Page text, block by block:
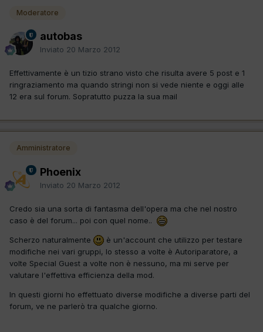
Moderatore
autobas
Inviato 20 Marzo 2012
Effettivamente è un tizio strano visto che risulta avere 5 post e 1
ringraziamento ma quando stringi non si vede niente e oggi alle
12 era sul forum. Sopratutto puzza la sua mail
Amministratore
Phoenix
Inviato 20 Marzo 2012
Credo sia una sorta di fantasma dell'opera ma che nel nostro
caso è del forum... poi con quel nome..
Scherzo naturalmente
è un'account che utilizzo per testare
modifiche nei vari gruppi, lo stesso a volte è Autoriparatore, a
volte Special Guest a volte non è nessuno, ma mi serve per
valutare l'effettiva efficienza della mod.
In questi giorni ho effettuato diverse modifiche a diverse parti del
forum, ve ne parlerò tra qualche giorno.